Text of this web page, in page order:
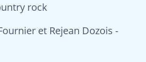
rock
et Rejean Dozois -